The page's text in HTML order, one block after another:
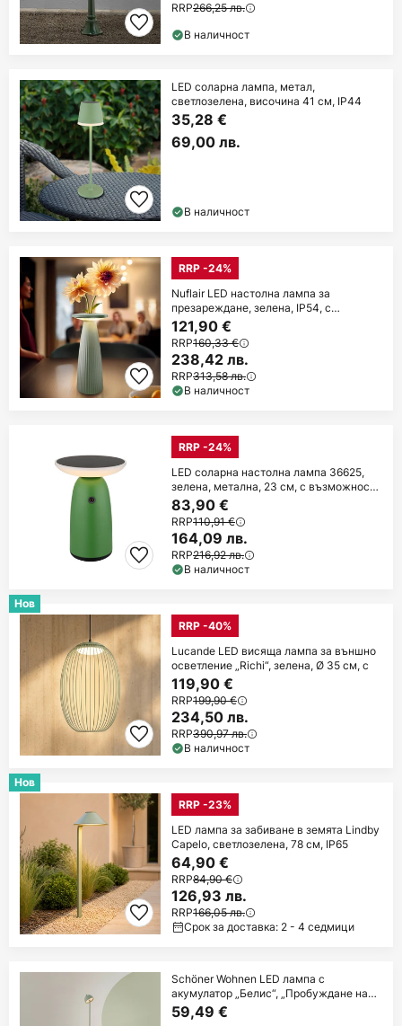
RRP266,25 лв.
В наличност
LED соларна лампа, метал,
светлозелена, височина 41 см, IP44
35,28 €
69,00 лв.
В наличност
RRP -24%
Nuflair LED настолна лампа за
презареждане, зелена, IP54, с
възможност за
121,90 €
RRP160,33 €
238,42 лв.
RRP313,58 лв.
В наличност
RRP -24%
LED соларна настолна лампа 36625,
зелена, метална, 23 см, с възможност
за
83,90 €
RRP110,91 €
164,09 лв.
RRP216,92 лв.
В наличност
Нов
RRP -40%
Lucande LED висяща лампа за външно
осветление „Richi“, зелена, Ø 35 см, с
119,90 €
RRP199,90 €
234,50 лв.
RRP390,97 лв.
В наличност
Нов
RRP -23%
LED лампа за забиване в земята Lindby
Capelo, светлозелена, 78 см, IP65
64,90 €
RRP84,90 €
126,93 лв.
RRP166,05 лв.
Срок за доставка: 2 - 4 седмици
Schöner Wohnen LED лампа с
акумулатор „Белис“, „Пробуждане на
пролетта“
59,49 €